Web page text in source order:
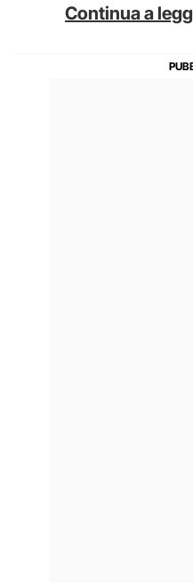
Continua a